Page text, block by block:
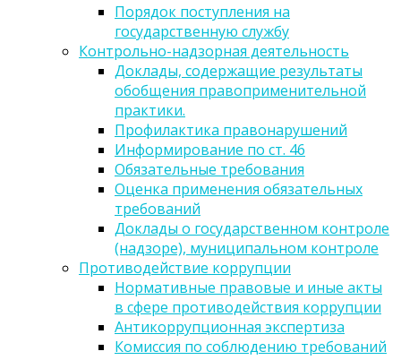
Порядок поступления на
государственную службу
Контрольно-надзорная деятельность
Доклады, содержащие результаты
обобщения правоприменительной
практики.
Профилактика правонарушений
Информирование по ст. 46
Обязательные требования
Оценка применения обязательных
требований
Доклады о государственном контроле
(надзоре), муниципальном контроле
Противодействие коррупции
Нормативные правовые и иные акты
в сфере противодействия коррупции
Антикоррупционная экспертиза
Комиссия по соблюдению требований